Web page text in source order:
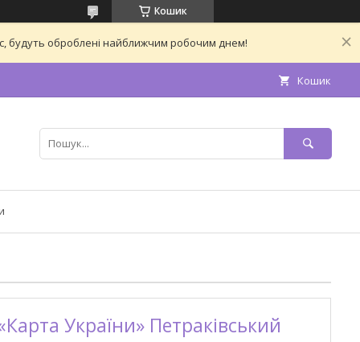
Кошик
будуть оброблені найближчим робочим днем!
Кошик
України» Петраківський